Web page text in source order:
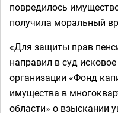
повредилось
получила моральный
«Для защиты прав
направил в суд
организации «Фонд
имущества в
области» о взыскании